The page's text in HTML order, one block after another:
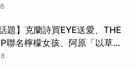
穩」
題】克蘭詩買EYE送愛、THE
聯名檸檬女孩、阿原「以草治
癒、聖水洞Knock 7月登台超